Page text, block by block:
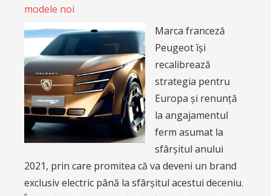
modele noi
Marca franceză
Peugeot își
recalibrează
strategia pentru
Europa și renunță
la angajamentul
ferm asumat la
sfârșitul anului
2021, prin care promitea că va deveni un brand
exclusiv electric până la sfârșitul acestui deceniu.